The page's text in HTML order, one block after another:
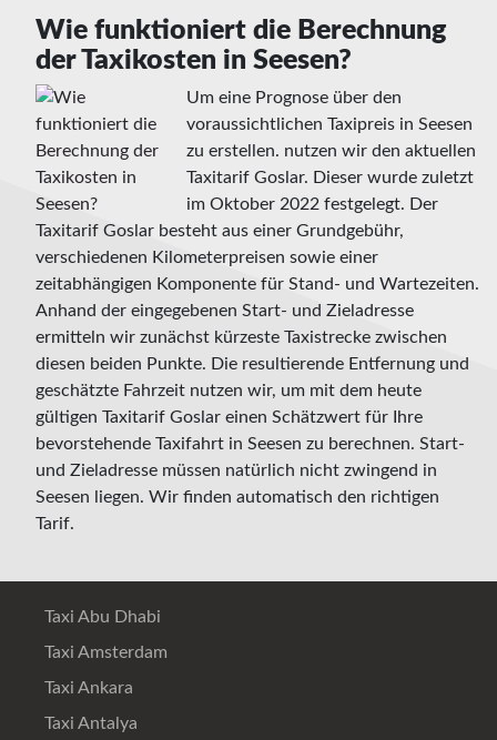
Wie funktioniert die Berechnung
der Taxikosten in Seesen?
Um eine Prognose über den
voraussichtlichen Taxipreis in Seesen
zu erstellen. nutzen wir den aktuellen
Taxitarif Goslar. Dieser wurde zuletzt
im Oktober 2022 festgelegt. Der
Taxitarif Goslar besteht aus einer Grundgebühr,
verschiedenen Kilometerpreisen sowie einer
zeitabhängigen Komponente für Stand- und Wartezeiten.
Anhand der eingegebenen Start- und Zieladresse
ermitteln wir zunächst kürzeste Taxistrecke zwischen
diesen beiden Punkte. Die resultierende Entfernung und
geschätzte Fahrzeit nutzen wir, um mit dem heute
gültigen Taxitarif Goslar einen Schätzwert für Ihre
bevorstehende Taxifahrt in Seesen zu berechnen. Start-
und Zieladresse müssen natürlich nicht zwingend in
Seesen liegen. Wir finden automatisch den richtigen
Tarif.
Taxi Abu Dhabi
Taxi Amsterdam
Taxi Ankara
Taxi Antalya